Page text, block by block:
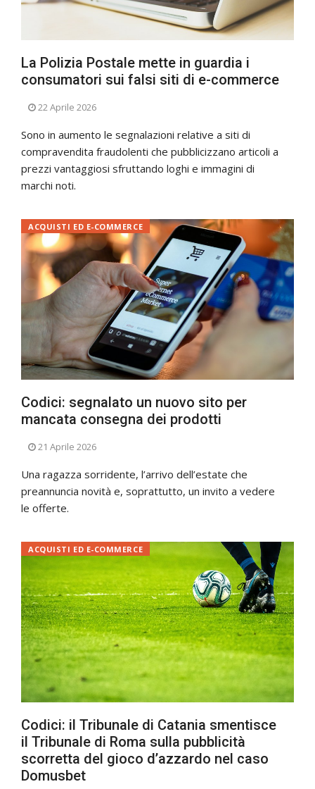
La Polizia Postale mette in guardia i
consumatori sui falsi siti di e-commerce
22 Aprile 2026
Sono in aumento le segnalazioni relative a siti di
compravendita fraudolenti che pubblicizzano articoli a
prezzi vantaggiosi sfruttando loghi e immagini di
marchi noti.
Codici: segnalato un nuovo sito per
mancata consegna dei prodotti
ACQUISTI ED E-COMMERCE
21 Aprile 2026
Una ragazza sorridente, l’arrivo dell’estate che
preannuncia novità e, soprattutto, un invito a vedere
le offerte.
Codici: il Tribunale di Catania smentisce
il Tribunale di Roma sulla pubblicità
scorretta del gioco d’azzardo nel caso
Domusbet
ACQUISTI ED E-COMMERCE